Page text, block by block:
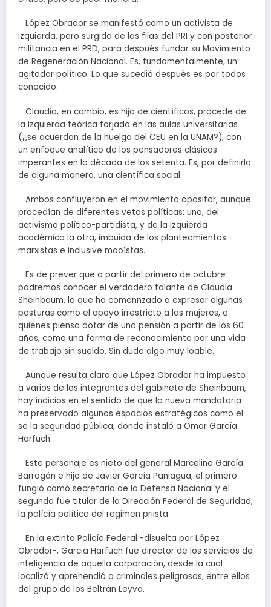
López Obrador se manifestó como un activista de
izquierda, pero surgido de las filas del PRI y con posterior
militancia en el PRD, para después fundar su Movimiento
de Regeneración Nacional. Es, fundamentalmente, un
agitador político. Lo que sucedió después es por todos
conocido.
Claudia, en cambio, es hija de científicos, procede de
la izquierda teórica forjada en las aulas universitarias
(¿se acuerdan de la huelga del CEU en la UNAM?), con
un enfoque analítico de los pensadores clásicos
imperantes en la década de los setenta. Es, por definirla
de alguna manera, una científica social.
Ambos confluyeron en el movimiento opositor, aunque
procedían de diferentes vetas políticas: uno, del
activismo político-partidista, y de la izquierda
académica la otra, imbuida de los planteamientos
marxistas e inclusive maoístas.
Es de prever que a partir del primero de octubre
podremos conocer el verdadero talante de Claudia
Sheinbaum, la que ha comennzado a expresar algunas
posturas como el apoyo irrestricto a las mujeres, a
quienes piensa dotar de una pensión a partir de los 60
años, como una forma de reconocimiento por una vida
de trabajo sin sueldo. Sin duda algo muy loable.
Aunque resulta claro que López Obrador ha impuesto
a varios de los integrantes del gabinete de Sheinbaum,
hay indicios en el sentido de que la nueva mandataria
ha preservado algunos espacios estratégicos como el
se la seguridad pública, donde instaló a Omar García
Harfuch.
Este personaje es nieto del general Marcelino García
Barragán e hijo de Javier García Paniagua; el primero
fungió como secretario de la Defensa Nacional y el
segundo fue titular de la Dirección Federal de Seguridad,
la polícía política del regimen priista.
En la extinta Policía Federal -disuelta por López
Obrador-, Garcia Harfuch fue director de los servicios de
inteligencia de aquella corporación, desde la cual
localizó y aprehendió a criminales peligrosos, entre ellos
del grupo de los Beltrán Leyva.